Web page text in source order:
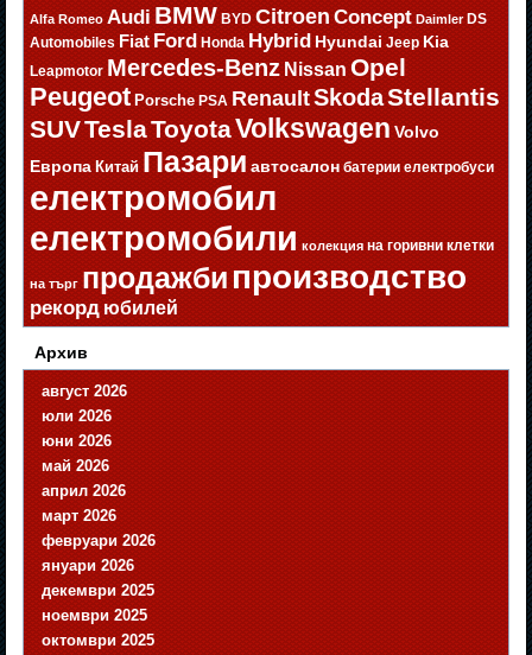
Alfa Romeo Audi BMW BYD Citroen Concept Daimler DS
Automobiles Fiat Ford Honda Hybrid Hyundai Jeep Kia
Leapmotor Mercedes-Benz Nissan Opel
Peugeot Porsche PSA RenaultSkodaStellantis
SUVTeslaToyotaVolkswagen Volvo
Европа Китай Пазари автосалон батерии електробуси
електромобил
електромобили колекция на горивни клетки
на търг продажбипроизводство
рекорд юбилей
Архив
август 2026
юли 2026
юни 2026
май 2026
април 2026
март 2026
февруари 2026
януари 2026
декември 2025
ноември 2025
октомври 2025